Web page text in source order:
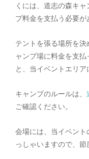
くには、道志の森キ
プ料金を支払う必要が
テントを張る場所を
ャンプ場に料金を支
と、当イベントエリア
キャンプのルールは、
ご確認ください。
会場には、当イベン
っしゃいますので、節